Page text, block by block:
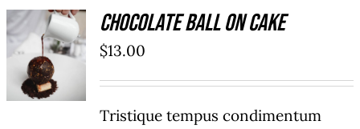
ADD TO
CART
/
DÉTAILS
Chocolate Ball On Cake
$13.00
Tristique tempus condimentum